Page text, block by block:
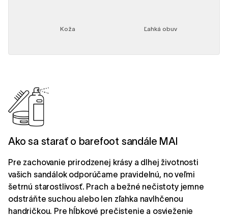
Koža Ľahká obuv
Ako sa starať o barefoot sandále MAI
Pre zachovanie prirodzenej krásy a dlhej životnosti
vašich sandálok odporúčame pravidelnú, no veľmi
šetrnú starostlivosť. Prach a bežné nečistoty jemne
odstráňte suchou alebo len zľahka navlhčenou
handričkou. Pre hĺbkové prečistenie a osvieženie